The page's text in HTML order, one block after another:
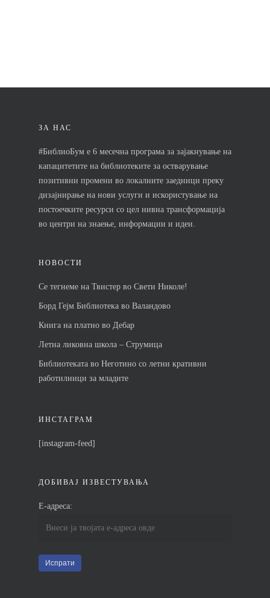
ЗА НАС
#БиблиоБум е 6 месечна програма за зајакнување на
капацитетите на библиотеките за остварување
позитивни промени во локалните заедници преку
дизајнирање на нови услуги и искористување на
постоечките ресурси со цел нивна трансформација
во центри на знаење, информации и идеи.
НОВОСТИ
Се тегнеме на Твистер во Свети Николе!
Борд Гејм Библиотека во Валандово
Книга на платно во Дебар
Летна ликовна школа – Струмица
Библиотеката во Неготино со летни кративни
работилници за младите
ИНСТАГРАМ
[instagram-feed]
ДОБИВАЈ ИЗВЕСТУВАЊА
Е-адреса:
Новости
Контакт